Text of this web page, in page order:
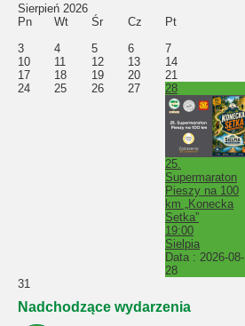
Sierpień 2026
Pn
Wt Śr Cz Pt
3
4 5 6 7
10
11 12 13 14
17
18 19 20 21
24
25 26 27 28
25.
Supermaraton
Pieszy na 100
km „Konecka
Setka”
19:00
Sielpia
Data : 2026-08-
28
31
Nadchodzące wydarzenia